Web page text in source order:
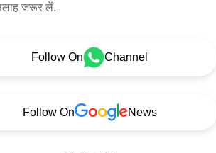
जरूर लें.
Follow On Channel
Follow On News